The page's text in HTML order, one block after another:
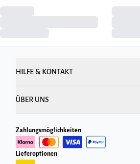
HILFE & KONTAKT
ÜBER UNS
Zahlungsmöglichkeiten
Lieferoptionen